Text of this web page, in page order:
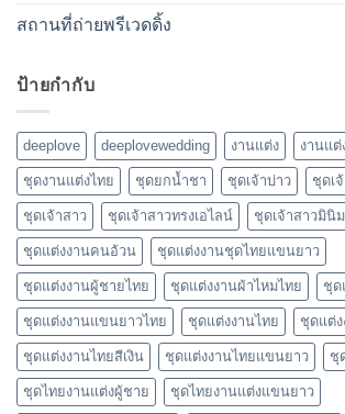
สถานที่ถ่ายพรีเวดดิ้ง
ป้ายกำกับ
deeplove deeplovewedding งานแต่ง งานแต่
ชุดงานแต่งไทย ชุดยกน้ำชา ชุดเจ้าบ่าว ชุดเ
ชุดเจ้าสาว ชุดเจ้าสาวทรงเอไลน์ ชุดเจ้าสาวมินิ
ชุดแต่งงานคนอ้วน ชุดแต่งงานชุดไทยแขนยาว
ชุดแต่งงานผู้ชายไทย ชุดแต่งงานผ้าไหมไทย ชุด
ชุดแต่งงานแขนยาวไทย ชุดแต่งงานไทย ชุดแต่
ชุดแต่งงานไทยสีเงิน ชุดแต่งงานไทยแขนยาว ชุ
ชุดไทยงานแต่งผู้ชาย ชุดไทยงานแต่งแขนยาว